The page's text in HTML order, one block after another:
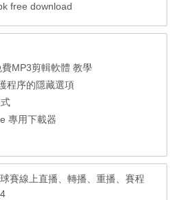
free download
MP3剪輯軟體 教學
程序的隱藏選項
專用下載器
賽線上直播、轉播、重播、賽程